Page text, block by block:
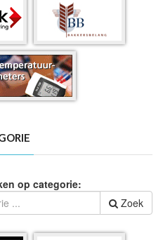
op categorie:
Zoek